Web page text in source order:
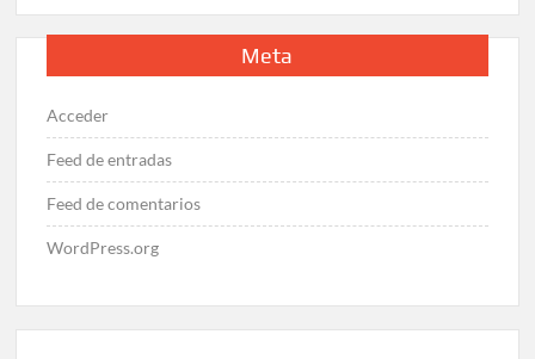
Meta
Acceder
Feed de entradas
Feed de comentarios
WordPress.org